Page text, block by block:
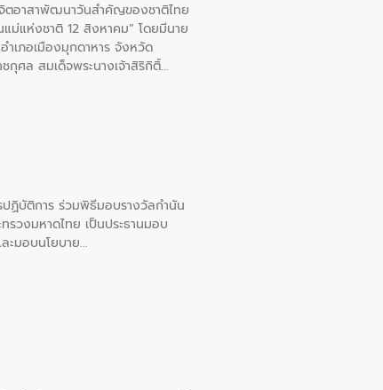
ตอาสาพัฒนาวันสําคัญของชาติไทย
ม่แห่งชาติ 12 สิงหาคม” โดยมีนาย
าเภอเมืองมุกดาหาร จังหวัด
กุศล สมเด็จพระนางเจ้าสิริกิติ์
ฏิบัติการ ร่วมพิธีมอบรางวัลกำนัน
วงมหาดไทย เป็นประธานมอบ
ะมอบนโยบาย